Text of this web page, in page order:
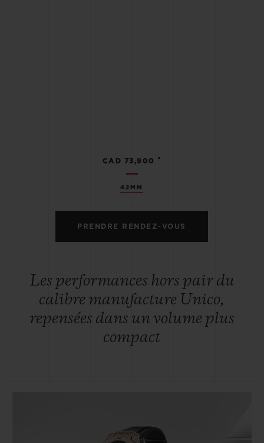
42MM
CAD 73,900 •
PRENDRE RENDEZ-VOUS
Les performances hors pair du
calibre manufacture Unico,
repensées dans un volume plus
compact